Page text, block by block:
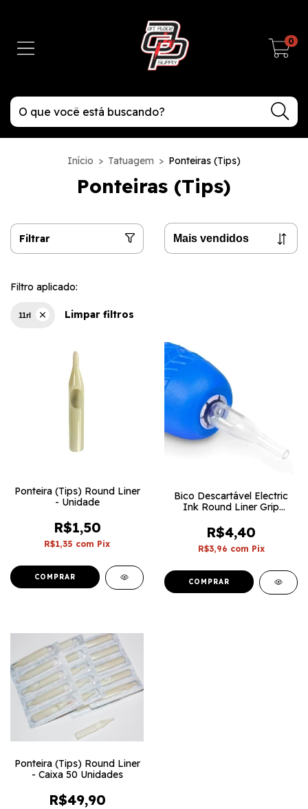
0
Início > Tatuagem > Ponteiras (Tips)
Ponteiras (Tips)
Filtrar
Filtro aplicado:
11rl Limpar filtros
Ponteira (Tips) Round Liner
- Unidade
R$1,50
R$1,35 com Pix
COMPRAR
Bico Descartável Electric
Ink Round Liner Grip
R$4,40
R$3,96 com Pix
COMPRAR
Ponteira (Tips) Round Liner
- Caixa 50 Unidades
R$49,90